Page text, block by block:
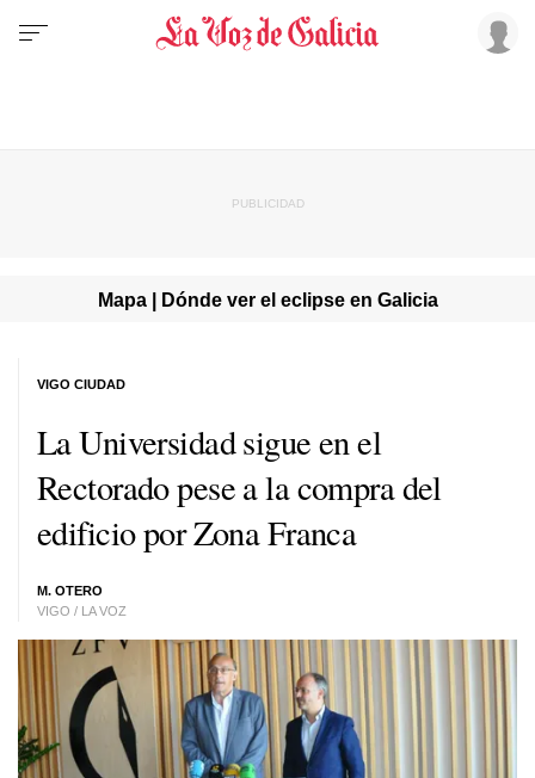
Mapa | Dónde ver el eclipse en Galicia
La Universidad sigue en el
Rectorado pese a la compra del
edificio por Zona Franca
M. OTERO
VIGO / LA VOZ
VIGO CIUDAD